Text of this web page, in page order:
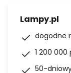
Lampy.pl
dogodne
1 200
50-